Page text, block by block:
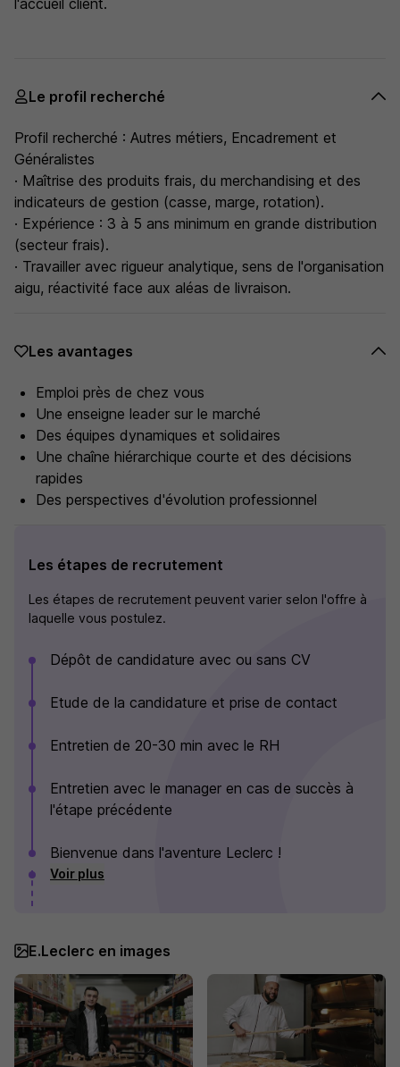
l'accueil client.
Le profil recherché
Profil recherché : Autres métiers, Encadrement et
Généralistes
· Maîtrise des produits frais, du merchandising et des
indicateurs de gestion (casse, marge, rotation).
· Expérience : 3 à 5 ans minimum en grande distribution
(secteur frais).
· Travailler avec rigueur analytique, sens de l'organisation
aigu, réactivité face aux aléas de livraison.
Les avantages
Emploi près de chez vous
Une enseigne leader sur le marché
Des équipes dynamiques et solidaires
Une chaîne hiérarchique courte et des décisions
rapides
Des perspectives d'évolution professionnel
Les étapes de recrutement
Les étapes de recrutement peuvent varier selon l'offre à
laquelle vous postulez.
Dépôt de candidature avec ou sans CV
Etude de la candidature et prise de contact
Entretien de 20-30 min avec le RH
Entretien avec le manager en cas de succès à
l'étape précédente
Bienvenue dans l'aventure Leclerc !
Voir plus
E.Leclerc en images